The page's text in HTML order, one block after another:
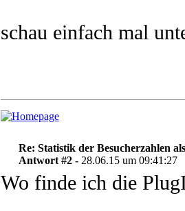
schau einfach mal
Re: Statistik der Besucherzahlen
Antwort #2 - 28.06.15 um 09:41:27
Wo finde ich die